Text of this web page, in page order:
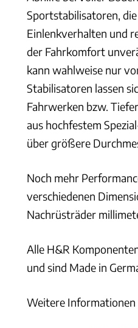
Sportstabilisatoren,
Einlenkverhalten und
der Fahrkomfort
kann wahlweise nur
Stabilisatoren lassen
Fahrwerken bzw.
aus hochfestem
über größere
Noch mehr
verschiedenen
Nachrüsträder
Alle H&R
und sind Made in
Weitere Informationen